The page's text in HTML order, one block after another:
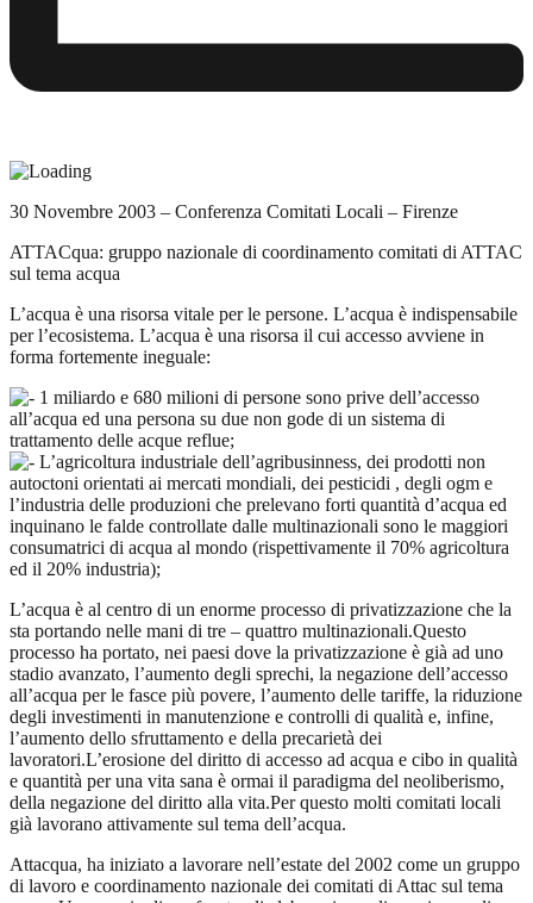
30 Novembre 2003 – Conferenza Comitati Locali – Firenze
ATTACqua: gruppo nazionale di coordinamento comitati di ATTAC
sul tema acqua
L’acqua è una risorsa vitale per le persone. L’acqua è indispensabile
per l’ecosistema. L’acqua è una risorsa il cui accesso avviene in
forma fortemente ineguale:
1 miliardo e 680 milioni di persone sono prive dell’accesso
all’acqua ed una persona su due non gode di un sistema di
trattamento delle acque reflue;
L’agricoltura industriale dell’agribusinness, dei prodotti non
autoctoni orientati ai mercati mondiali, dei pesticidi , degli ogm e
l’industria delle produzioni che prelevano forti quantità d’acqua ed
inquinano le falde controllate dalle multinazionali sono le maggiori
consumatrici di acqua al mondo (rispettivamente il 70% agricoltura
ed il 20% industria);
L’acqua è al centro di un enorme processo di privatizzazione che la
sta portando nelle mani di tre – quattro multinazionali.Questo
processo ha portato, nei paesi dove la privatizzazione è già ad uno
stadio avanzato, l’aumento degli sprechi, la negazione dell’accesso
all’acqua per le fasce più povere, l’aumento delle tariffe, la riduzione
degli investimenti in manutenzione e controlli di qualità e, infine,
l’aumento dello sfruttamento e della precarietà dei
lavoratori.L’erosione del diritto di accesso ad acqua e cibo in qualità
e quantità per una vita sana è ormai il paradigma del neoliberismo,
della negazione del diritto alla vita.Per questo molti comitati locali
già lavorano attivamente sul tema dell’acqua.
Attacqua, ha iniziato a lavorare nell’estate del 2002 come un gruppo
di lavoro e coordinamento nazionale dei comitati di Attac sul tema